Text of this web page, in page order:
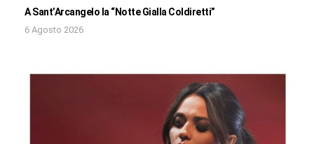
A Sant’Arcangelo la “Notte Gialla Coldiretti”
6 Agosto 2026